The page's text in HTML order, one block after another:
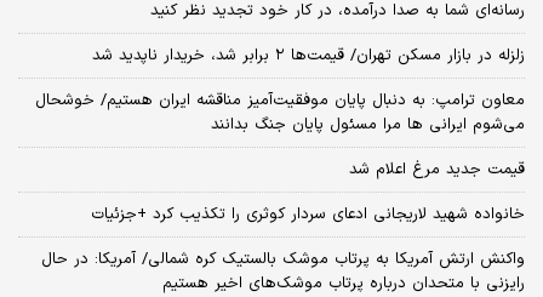
رسانه‌ای شما به صدا درآمده، در کار خود تجدید نظر کنید
زلزله در بازار مسکن تهران/ قیمت‌ها ۲ برابر شد، خریدار ناپدید شد
معاون ترامپ: به دنبال پایان موفقیت‌آمیز مناقشه ایران هستیم/ خوشحال
می‌شوم ایرانی ها مرا مسئول پایان جنگ بدانند
قیمت جدید مرغ اعلام شد
خانواده شهید لاریجانی ادعای سردار کوثری را تکذیب کرد +جزئیات
واکنش ارتش آمریکا به پرتاب موشک بالستیک کره شمالی/ آمریکا: در حال
رایزنی با متحدان درباره پرتاب موشک‌های اخیر هستیم